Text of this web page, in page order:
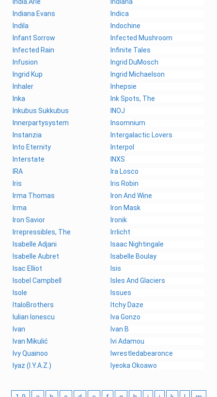
Indiana Evans
Indica
Indila
Indochine
Infant Sorrow
Infected Mushroom
Infected Rain
Infinite Tales
Infusion
Ingrid DuMosch
Ingrid Kup
Ingrid Michaelson
Inhaler
Inhepsie
Inka
Ink Spots, The
Inkubus Sukkubus
INOJ
Innerpartysystem
Insomnium
Instanzia
Intergalactic Lovers
Into Eternity
Interpol
Interstate
INXS
IRA
Ira Losco
Iris
Iris Robin
Irma Thomas
Iron And Wine
Irma
Iron Mask
Iron Savior
Ironik
Irrepressibles, The
Irrlicht
Isabelle Adjani
Isaac Nightingale
Isabelle Aubret
Isabelle Boulay
Isac Elliot
Isis
Isobel Campbell
Isles And Glaciers
Isole
Issues
ItaloBrothers
Itchy Daze
Iulian Ionescu
Iva Gonzo
Ivan
Ivan B
Ivan Mikulić
Ivi Adamou
Ivy Quainoo
Iwrestledabearonce
Iyaz (I.Y.A.Z.)
Iyeoka Okoawo